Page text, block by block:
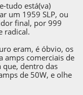
tudo está(va)
um 1959 SLP, ou
final, por 999
radical.
eram, é óbvio, os
amps comerciais de
dentro das
de 50W, e olhe